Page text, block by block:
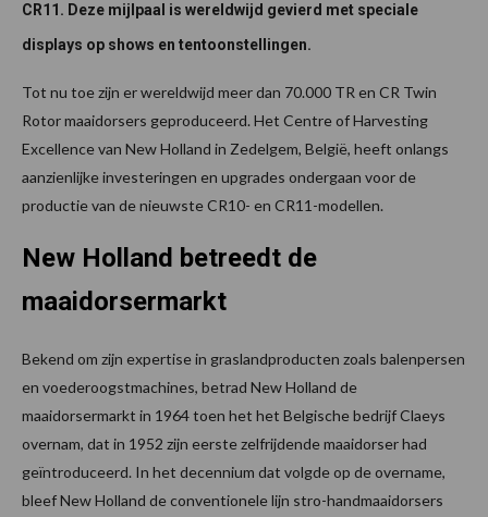
CR11. Deze mijlpaal is wereldwijd gevierd met speciale
displays op shows en tentoonstellingen.
Tot nu toe zijn er wereldwijd meer dan 70.000 TR en CR Twin
Rotor maaidorsers geproduceerd. Het Centre of Harvesting
Excellence van New Holland in Zedelgem, België, heeft onlangs
aanzienlijke investeringen en upgrades ondergaan voor de
productie van de nieuwste CR10- en CR11-modellen.
New Holland betreedt de
maaidorsermarkt
Bekend om zijn expertise in graslandproducten zoals balenpersen
en voederoogstmachines, betrad New Holland de
maaidorsermarkt in 1964 toen het het Belgische bedrijf Claeys
overnam, dat in 1952 zijn eerste zelfrijdende maaidorser had
geïntroduceerd. In het decennium dat volgde op de overname,
bleef New Holland de conventionele lijn stro-handmaaidorsers